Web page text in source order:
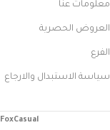
معلومات عنا
العروض الحصرية
الفرع
سياسة الاستبدال والارجاع
FoxCasual